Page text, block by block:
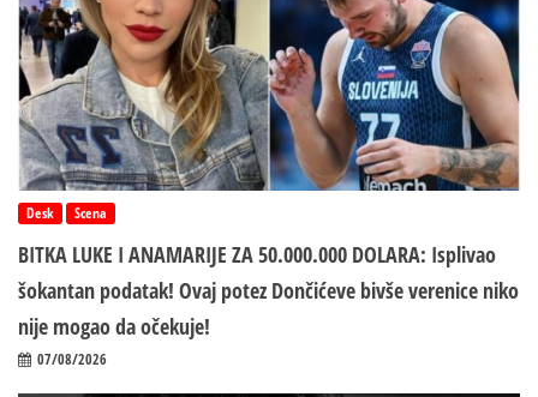
Desk Scena
BITKA LUKE I ANAMARIJE ZA 50.000.000 DOLARA: Isplivao
šokantan podatak! Ovaj potez Dončićeve bivše verenice niko
nije mogao da očekuje!
07/08/2026